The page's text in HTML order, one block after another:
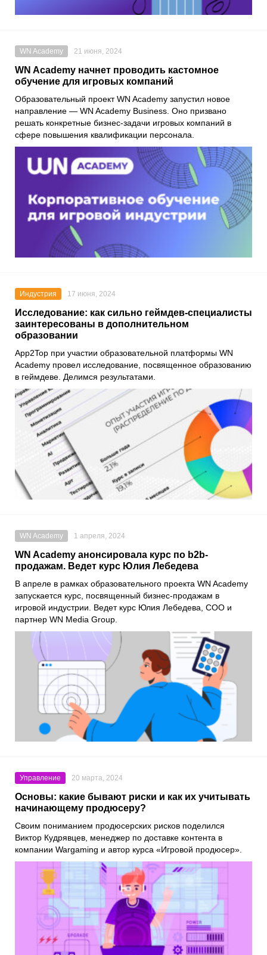
WN Academy 21 июня, 2024
WN Academy начнет проводить кастомное
обучение для игровых компаний
Образовательный проект WN Academy запустил новое
направление — WN Academy Business. Оно призвано
решать конкретные бизнес-задачи игровых компаний в
сфере повышения квалификации персонала.
Индустрия 17 июня, 2024
Исследование: как сильно геймдев-специалисты
заинтересованы в дополнительном
образовании
App2Top при участии образовательной платформы WN
Academy провел исследование, посвященное образованию
в геймдеве. Делимся результатами.
WN Academy 1 апреля, 2024
WN Academy анонсировала курс по b2b-
продажам. Ведет курс Юлия Лебедева
В апреле в рамках образовательного проекта WN Academy
запускается курс, посвященный бизнес-продажам в
игровой индустрии. Ведет курс Юлия Лебедева, COO и
партнер WN Media Group.
Управление 20 марта, 2024
Основы: какие бывают риски и как их учитывать
начинающему продюсеру?
Своим пониманием продюсерских рисков поделился
Виктор Кудрявцев, менеджер по доставке контента в
компании Wargaming и автор курса «Игровой продюсер».